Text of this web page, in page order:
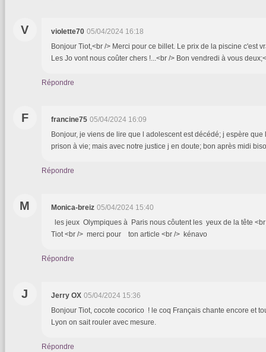
V violette70 05/04/2024 16:18
Bonjour Tiot,<br /> Merci pour ce billet. Le prix de la piscine c'est
Les Jo vont nous coûter chers !...<br /> Bon vendredi à vous
Répondre
F francine75 05/04/2024 16:09
Bonjour, je viens de lire que l adolescent est décédé; j espère
prison à vie; mais avec notre justice j en doute; bon après midi
Répondre
M Monica-breiz 05/04/2024 15:40
les jeux Olympiques à Paris nous côutent les yeux de la tête
Tiot <br /> merci pour ton article <br /> kénavo
Répondre
J Jerry OX 05/04/2024 15:36
Bonjour Tiot, cocote cocorico ! le coq Français chante encore et
Lyon on sait rouler avec mesure.
Répondre